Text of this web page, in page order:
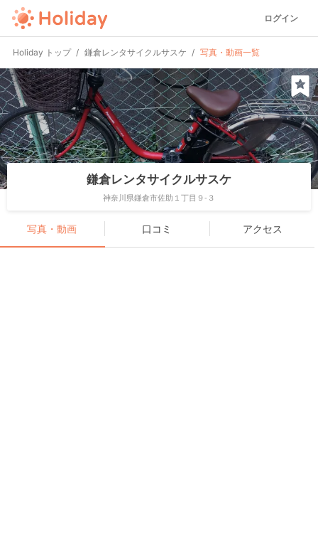
ログイン
Holiday トップ 鎌倉レンタサイクルサスケ 写真・動画一覧
鎌倉レンタサイクルサスケ
神奈川県鎌倉市佐助１丁目９-３
写真・動画 口コミ アクセス